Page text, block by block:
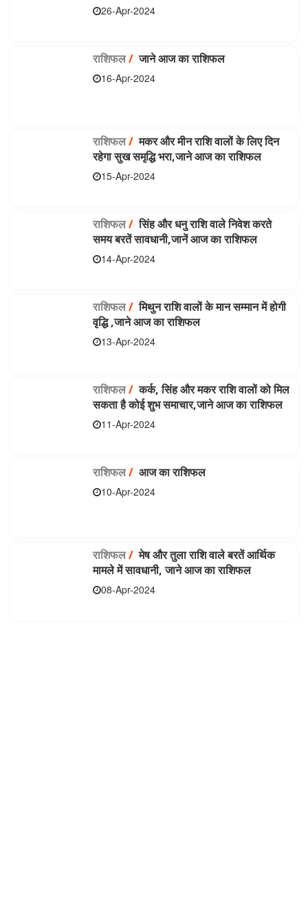
26-Apr-2024
राशिफल/जाने आज का राशिफल
16-Apr-2024
राशिफल/मकर और मीन राशि वालों के लिए दिन
रहेगा सुख समृद्धि भरा,जाने आज का राशिफल
15-Apr-2024
राशिफल/सिंह और धनु राशि वाले निवेश करते
समय बरतें सावधानी,जानें आज का राशिफल
14-Apr-2024
राशिफल/मिथुन राशि वालों के मान सम्मान में होगी
वृद्धि ,जाने आज का राशिफल
13-Apr-2024
राशिफल/कर्क, सिंह और मकर राशि वालों को मिल
सकता है कोई शुभ समाचार,जाने आज का राशिफल
11-Apr-2024
राशिफल/ आज का राशिफल
10-Apr-2024
राशिफल/मेष और तुला राशि वाले बरतें आर्थिक
मामले में सावधानी, जाने आज का राशिफल
08-Apr-2024